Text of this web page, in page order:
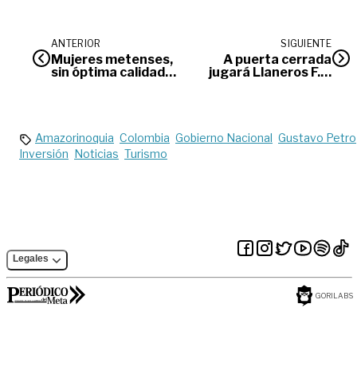
ANTERIOR
Mujeres metenses,
sin óptima calidad
SIGUIENTE
A puerta cerrada
jugará Llaneros F.C.
Amazorinoquia Colombia Gobierno Nacional Gustavo Petro
Inversión Noticias Turismo
Legales
GORILABS